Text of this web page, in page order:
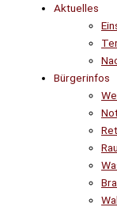
Aktuelles
Bürgerinfos